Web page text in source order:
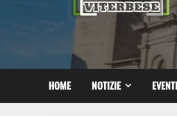
HOME NOTIZIE EVENTI